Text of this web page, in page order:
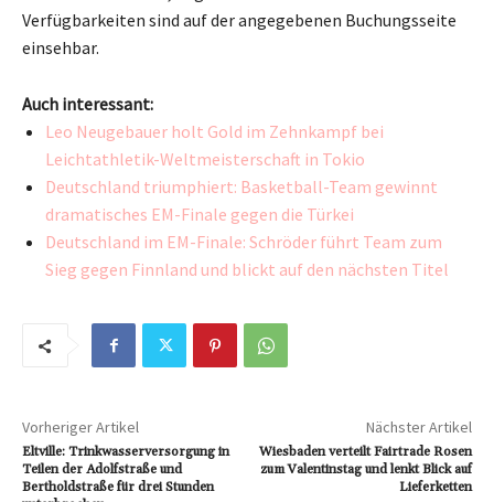
Verfügbarkeiten sind auf der angegebenen Buchungsseite
einsehbar.
Auch interessant:
Leo Neugebauer holt Gold im Zehnkampf bei
Leichtathletik-Weltmeisterschaft in Tokio
Deutschland triumphiert: Basketball-Team gewinnt
dramatisches EM-Finale gegen die Türkei
Deutschland im EM-Finale: Schröder führt Team zum
Sieg gegen Finnland und blickt auf den nächsten Titel
Vorheriger Artikel
Eltville: Trinkwasserversorgung in
Teilen der Adolfstraße und
Bertholdstraße für drei Stunden
Nächster Artikel
Wiesbaden verteilt Fairtrade Rosen
zum Valentinstag und lenkt Blick auf
Lieferketten